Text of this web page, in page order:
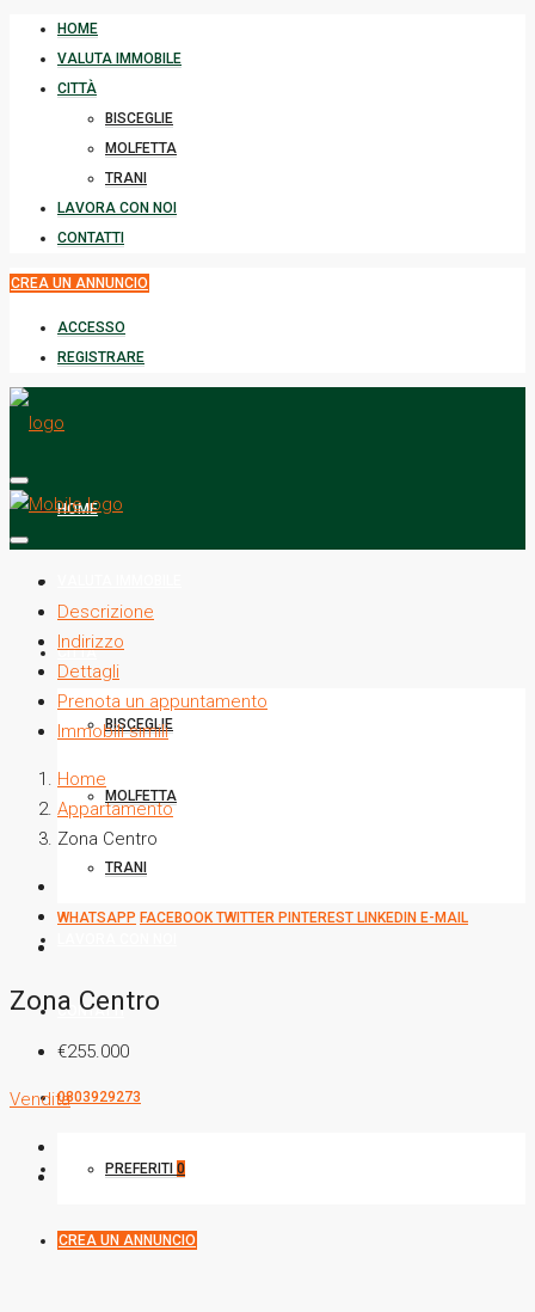
HOME
VALUTA IMMOBILE
CITTÀ
BISCEGLIE
MOLFETTA
TRANI
LAVORA CON NOI
CONTATTI
CREA UN ANNUNCIO
ACCESSO
REGISTRARE
HOME
CITTÀ
BISCEGLIE
MOLFETTA
TRANI
CONTATTI
0803929273
PREFERITI 0
CREA UN ANNUNCIO
Descrizione
Indirizzo
Dettagli
Prenota un appuntamento
Immobili simili
Home
Appartamento
Zona Centro
WHATSAPP FACEBOOKTWITTER PINTEREST LINKEDIN E-MAIL
Zona Centro
€255.000
Vendita